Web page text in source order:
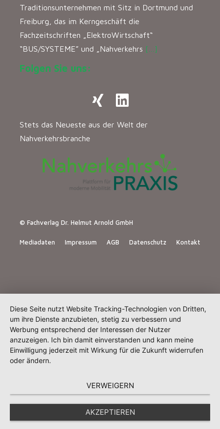
Traditionsunternehmen mit Sitz in Dortmund und
Freiburg, das im Kerngeschäft die
Fachzeitschriften „ElektroWirtschaft“
“BUS/SYSTEME” und „Nahverkehrs […]
Folgen Sie uns:
Stets das Neueste aus der Welt der
Nahverkehrsbranche
© Fachverlag Dr. Helmut Arnold GmbH
Mediadaten Impressum AGB Datenschutz Kontakt
Diese Seite nutzt Website Tracking-Technologien von Dritten,
um ihre Dienste anzubieten, stetig zu verbessern und
Werbung entsprechend der Interessen der Nutzer
anzuzeigen. Ich bin damit einverstanden und kann meine
Einwilligung jederzeit mit Wirkung für die Zukunft widerrufen
oder ändern.
VERWEIGERN
AKZEPTIEREN